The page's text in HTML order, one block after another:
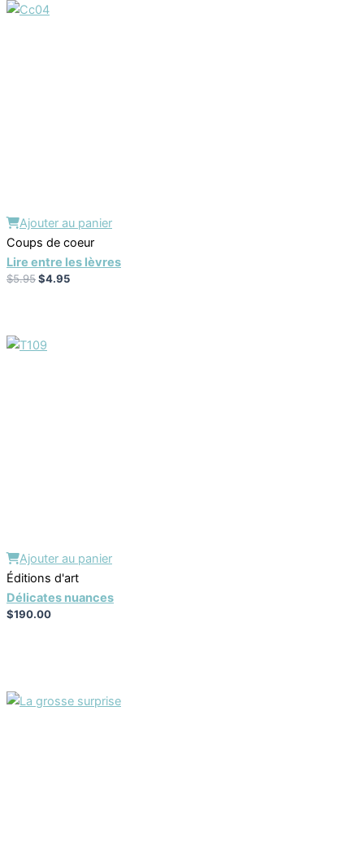
Ajouter au panier
Coups de coeur
Lire entre les lèvres
$5.95$4.95
Ajouter au panier
Éditions d'art
Délicates nuances
$190.00